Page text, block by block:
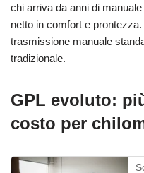
chi arriva da anni di
netto in comfort e
trasmissione manuale
tradizionale.
GPL evoluto:
costo per